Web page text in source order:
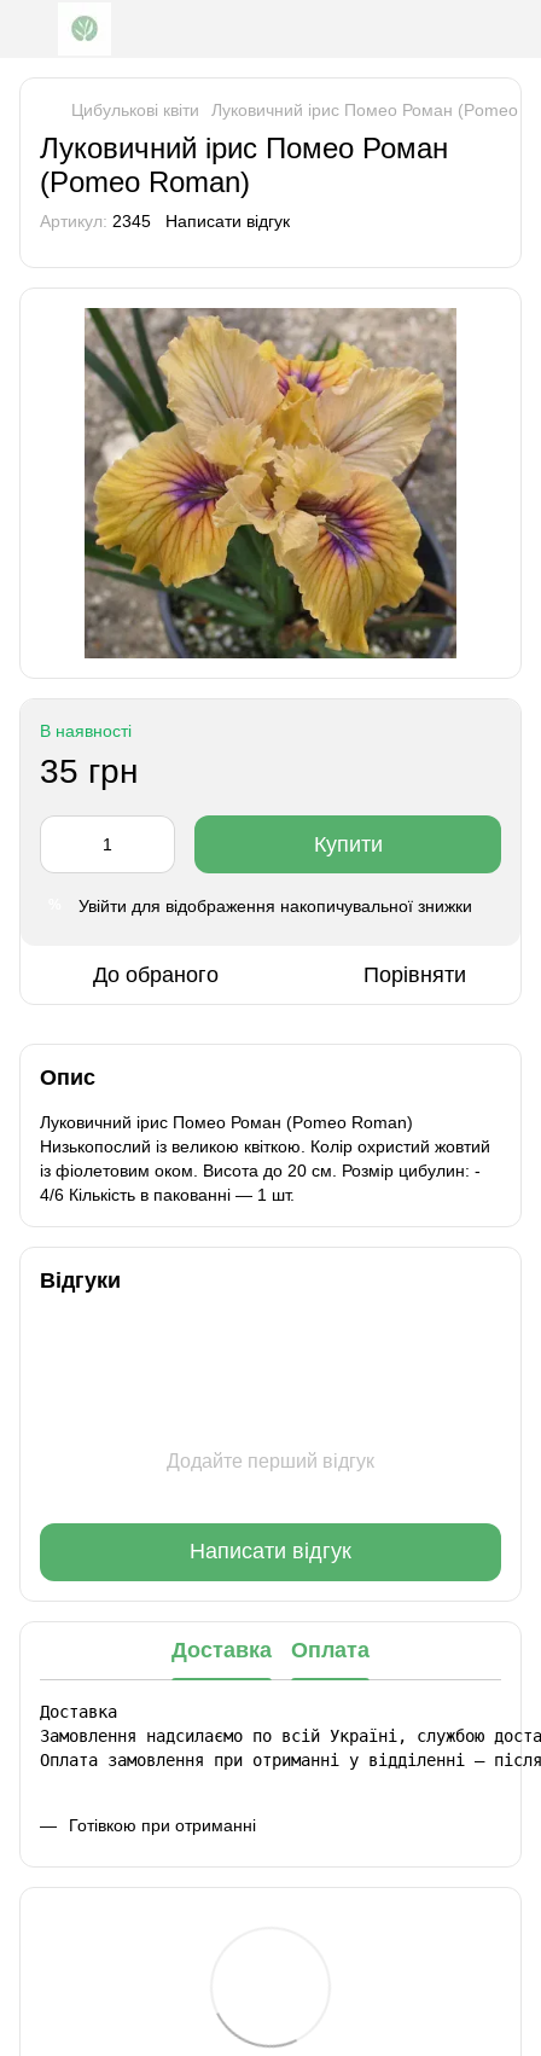
Цибулькові квіти Луковичний ірис Помео Роман (Pomeo
Луковичний ірис Помео Роман
(Pomeo Roman)
Артикул: 2345 Написати відгук
В наявності
35 грн
Купити
Увійти для відображення накопичувальної знижки
До обраного Порівняти
Опис
Луковичний ірис Помео Роман (Pomeo Roman)
Низькопослий із великою квіткою. Колір охристий жовтий
із фіолетовим оком. Висота до 20 см. Розмір цибулин: -
4/6 Кількість в пакованні — 1 шт.
Відгуки
Додайте перший відгук
Написати відгук
Доставка Оплата
Доставка
Замовлення надсилаємо по всій Україні, службою
Оплата замовлення при отриманні у відділенні –
Готівкою при отриманні